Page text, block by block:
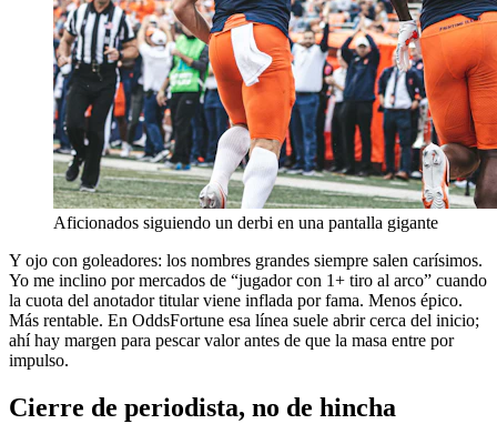
Aficionados siguiendo un derbi en una pantalla gigante
Y ojo con goleadores: los nombres grandes siempre salen carísimos.
Yo me inclino por mercados de “jugador con 1+ tiro al arco” cuando
la cuota del anotador titular viene inflada por fama. Menos épico.
Más rentable. En OddsFortune esa línea suele abrir cerca del inicio;
ahí hay margen para pescar valor antes de que la masa entre por
impulso.
Cierre de periodista, no de hincha